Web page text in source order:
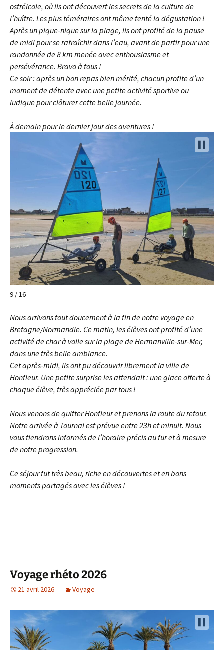
ostréicole, où ils ont découvert les secrets de la culture de
l’huître. Les plus téméraires ont même tenté la dégustation !
Après un pique-nique sur la plage, ils ont profité de la pause
de midi pour se rafraîchir dans l’eau, avant de partir pour une
randonnée de 8 km menée avec enthousiasme et
persévérance. Bravo à tous !
Ce soir : après un bon repas bien mérité, chacun profite d’un
moment de détente avec une petite activité sportive ou
ludique pour clôturer cette belle journée.
À demain pour le dernier jour des aventures !
9 / 16
Nous arrivons tout doucement à la fin de notre voyage en
Bretagne/Normandie. Ce matin, les élèves ont profité d’une
activité de char à voile sur la plage de Hermanville-sur-Mer,
dans une très belle ambiance.
Cet après-midi, ils ont pu découvrir librement la ville de
Honfleur. Une petite surprise les attendait : une glace offerte à
chaque élève, très appréciée par tous !
Nous venons de quitter Honfleur et prenons la route du retour.
Notre arrivée à Tournai est prévue entre 23h et minuit. Nous
vous tiendrons informés de l’horaire précis au fur et à mesure
de notre progression.
Ce séjour fut très beau, riche en découvertes et en bons
moments partagés avec les élèves !
Voyage rhéto 2026
21 avril 2026 Voyage